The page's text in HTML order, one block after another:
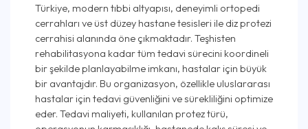
Türkiye, modern tıbbi altyapısı, deneyimli ortopedi
cerrahları ve üst düzey hastane tesisleri ile diz protezi
cerrahisi alanında öne çıkmaktadır. Teşhisten
rehabilitasyona kadar tüm tedavi sürecini koordineli
bir şekilde planlayabilme imkanı, hastalar için büyük
bir avantajdır. Bu organizasyon, özellikle uluslararası
hastalar için tedavi güvenliğini ve sürekliliğini optimize
eder. Tedavi maliyeti, kullanılan protez türü,